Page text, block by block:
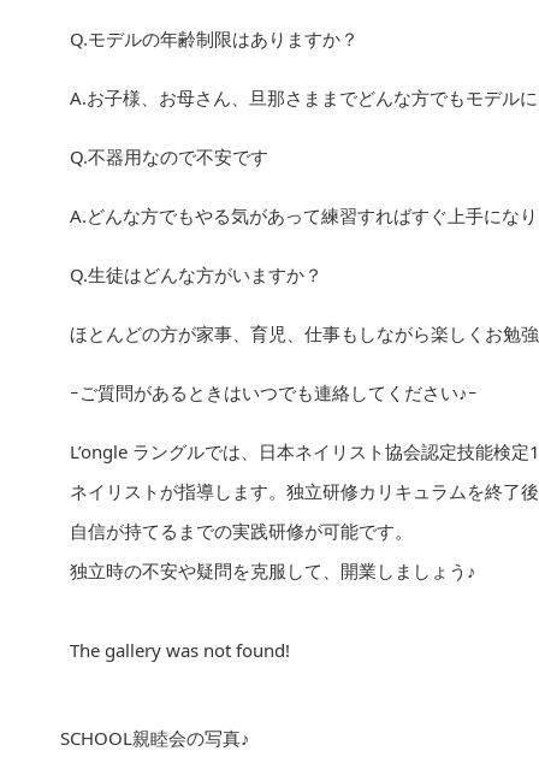
Q.モデルの年齢制限はありますか？
A.お子様、お母さん、旦那さままでどんな方でもモデル
Q.不器用なので不安です
A.どんな方でもやる気があって練習すればすぐ上手にな
Q.生徒はどんな方がいますか？
ほとんどの方が家事、育児、仕事もしながら楽しくお勉
ｰご質問があるときはいつでも連絡してください♪ｰ
L’ongle ラングルでは、日本ネイリスト協会認定技能検
ネイリストが指導します。独立研修カリキュラムを終了
自信が持てるまでの実践研修が可能です。
独立時の不安や疑問を克服して、開業しましょう♪
The gallery was not found!
SCHOOL親睦会の写真♪